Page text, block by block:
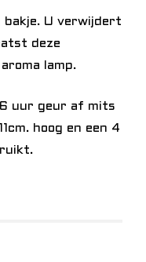
bakje. U verwijdert
deze
lamp.
6 uur geur af mits
hoog en een 4